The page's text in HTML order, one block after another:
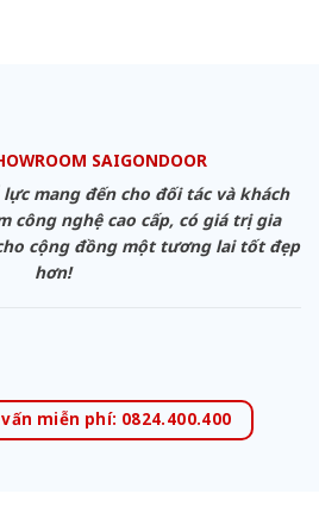
SAIGONDOOR
lực mang đến cho đối tác và khách
công nghệ cao cấp, có giá trị gia
cộng đồng một tương lai tốt đẹp
hơn!
miễn phí: 0824.400.400